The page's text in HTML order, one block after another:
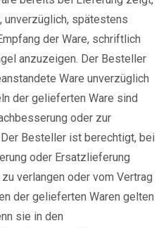
spätestens
der Ware, schriftlich
anzuzeigen. Der Besteller
Ware unverzüglich
der gelieferten Ware sind
oder zur
Besteller ist berechtigt, bei
oder Ersatzlieferung
verlangen oder vom Vertrag
der gelieferten Waren gelten
sie in den